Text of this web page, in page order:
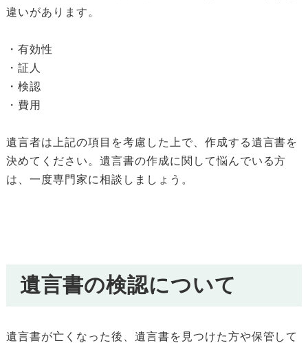
違いがあります。
・有効性
・証人
・検認
・費用
遺言者は上記の項目を考慮した上で、作成する遺言書を
決めてください。遺言書の作成に関して悩んでいる方
は、一度専門家に相談しましょう。
遺言書の検認について
遺言書が亡くなった後、遺言書を見つけた方や保管して